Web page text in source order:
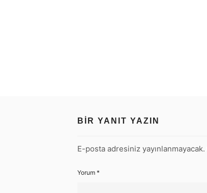
BIR YANIT YAZIN
E-posta adresiniz yayınlanmayacak.
Yorum *